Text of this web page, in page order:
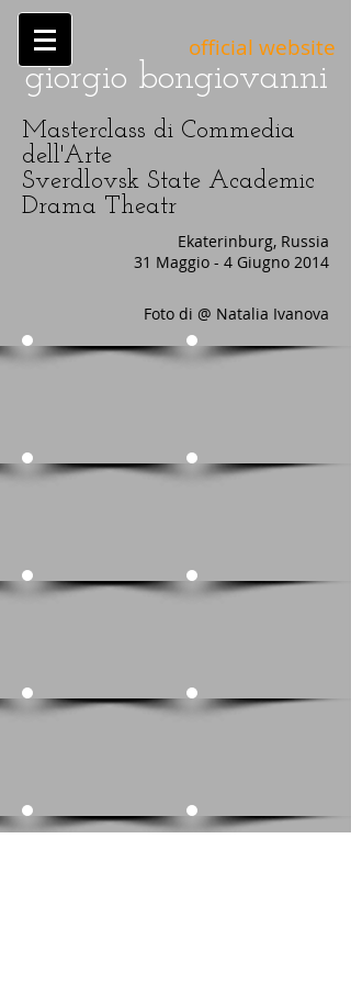
official website
giorgio bongiovanni
Masterclass di Commedia
dell'Arte
Sverdlovsk State Academic
Drama Theatr
Ekaterinburg, Russia
31 Maggio - 4 Giugno 2014
Foto di @ Natalia Ivanova